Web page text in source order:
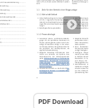
PDF Download